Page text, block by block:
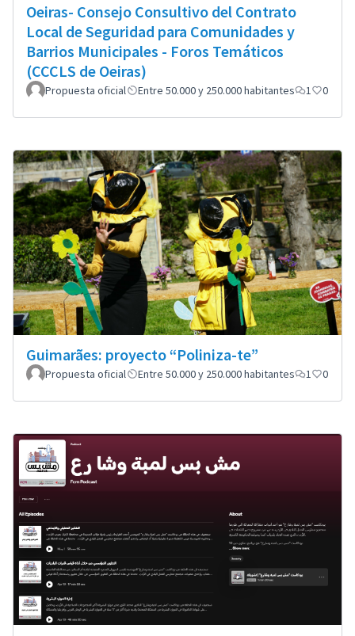
Oeiras- Consejo Consultivo del Contrato
Local de Seguridad para Comunidades y
Barrios Municipales - Foros Temáticos
(CCCLS de Oeiras)
Propuesta oficial Entre 50.000 y 250.000 habitantes 1 0
Guimarães: proyecto “Poliniza-te”
Propuesta oficial Entre 50.000 y 250.000 habitantes 1 0